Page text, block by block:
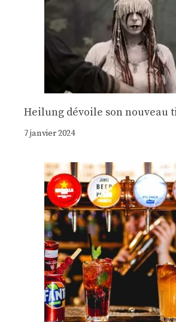
Heilung dévoile son nouveau
7 janvier 2024